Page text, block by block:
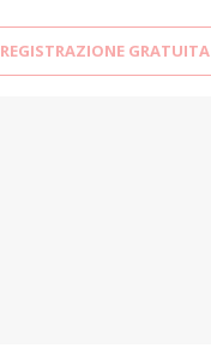
REGISTRAZIONE GRATUITA